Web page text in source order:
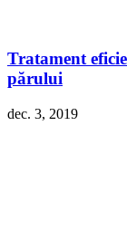
Tratament
părului
dec. 3, 2019